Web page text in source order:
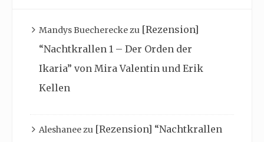
Mandys Buechereckezu [Rezension]
“Nachtkrallen 1 – Der Orden der
Ikaria” von Mira Valentin und Erik
Kellen
Aleshaneezu [Rezension] “Nachtkrallen